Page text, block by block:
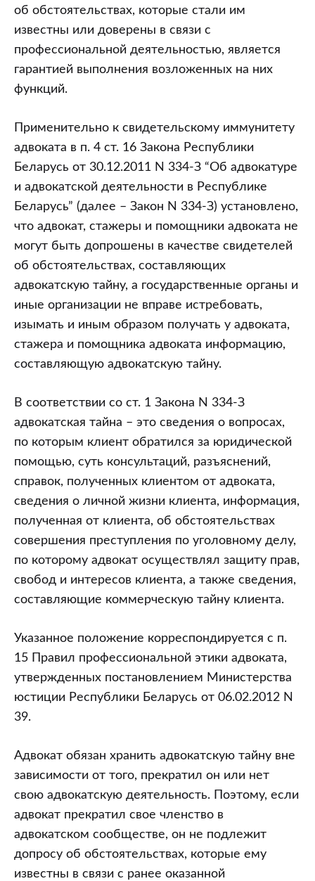
об обстоятельствах, которые стали им
известны или доверены в связи с
профессиональной деятельностью, является
гарантией выполнения возложенных на них
функций.
Применительно к свидетельскому иммунитету
адвоката в п. 4 ст. 16 Закона Республики
Беларусь от 30.12.2011 N 334-З “Об адвокатуре
и адвокатской деятельности в Республике
Беларусь” (далее – Закон N 334-З) установлено,
что адвокат, стажеры и помощники адвоката не
могут быть допрошены в качестве свидетелей
об обстоятельствах, составляющих
адвокатскую тайну, а государственные органы и
иные организации не вправе истребовать,
изымать и иным образом получать у адвоката,
стажера и помощника адвоката информацию,
составляющую адвокатскую тайну.
В соответствии со ст. 1 Закона N 334-З
адвокатская тайна – это сведения о вопросах,
по которым клиент обратился за юридической
помощью, суть консультаций, разъяснений,
справок, полученных клиентом от адвоката,
сведения о личной жизни клиента, информация,
полученная от клиента, об обстоятельствах
совершения преступления по уголовному делу,
по которому адвокат осуществлял защиту прав,
свобод и интересов клиента, а также сведения,
составляющие коммерческую тайну клиента.
Указанное положение корреспондируется с п.
15 Правил профессиональной этики адвоката,
утвержденных постановлением Министерства
юстиции Республики Беларусь от 06.02.2012 N
39.
Адвокат обязан хранить адвокатскую тайну вне
зависимости от того, прекратил он или нет
свою адвокатскую деятельность. Поэтому, если
адвокат прекратил свое членство в
адвокатском сообществе, он не подлежит
допросу об обстоятельствах, которые ему
известны в связи с ранее оказанной